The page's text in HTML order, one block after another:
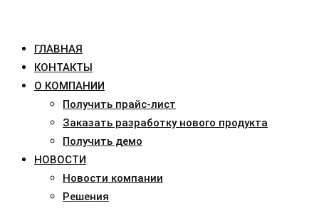
ГЛАВНАЯ
КОНТАКТЫ
О КОМПАНИИ
Получить прайс-лист
Заказать разработку нового продукта
Получить демо
НОВОСТИ
Новости компании
Решения